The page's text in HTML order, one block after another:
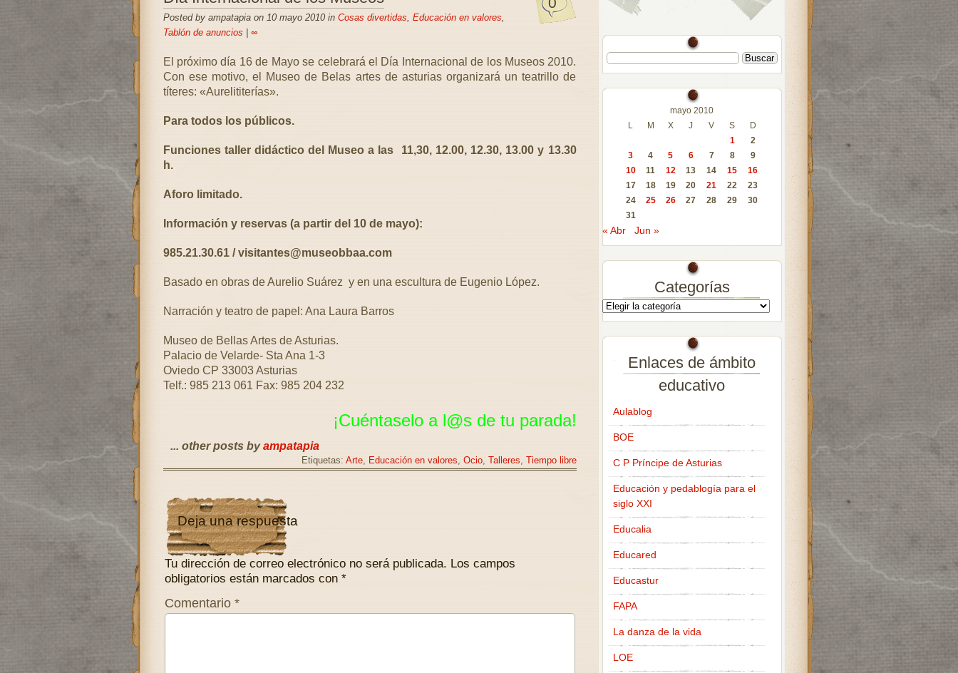
Posted by ampatapia on 10 mayo 2010 in Cosas divertidas, Educación en valores,
Tablón de anuncios
∞
El próximo día 16 de Mayo se celebrará el Día Internacional de los Museos 2010.
Con ese motivo, el Museo de Belas artes de asturias organizará un teatrillo de
títeres: «Aurelititerías».
Para todos los públicos.
Funciones taller didáctico del Museo a las 11,30, 12.00, 12.30, 13.00 y 13.30
h.
Aforo limitado.
Información y reservas (a partir del 10 de mayo):
985.21.30.61 / visitantes@museobbaa.com
Basado en obras de Aurelio Suárez y en una escultura de Eugenio López.
Narración y teatro de papel: Ana Laura Barros
Museo de Bellas Artes de Asturias.
Palacio de Velarde- Sta Ana 1-3
Oviedo CP 33003 Asturias
Telf.: 985 213 061 Fax: 985 204 232
¡Cuéntaselo a l@s de tu parada!
... other posts byampatapia
Etiquetas: Arte, Educación en valores, Ocio, Talleres, Tiempo libre
Deja una respuesta
Tu dirección de correo electrónico no será publicada. Los campos
obligatorios están marcados con *
Comentario *
mayo 2010
L
M X J V S
D
1
2
3
4 5 6 7 8
9
10
11 12 13 14 15
16
17
18 19 20 21 22
23
24
25 26 27 28 29
30
31
« Abr Jun »
Categorías
Enlaces de ámbito
educativo
Aulablog
BOE
C P Príncipe de Asturias
Educación y pedablogía para el
siglo XXI
Educalia
Educared
Educastur
FAPA
La danza de la vida
LOE